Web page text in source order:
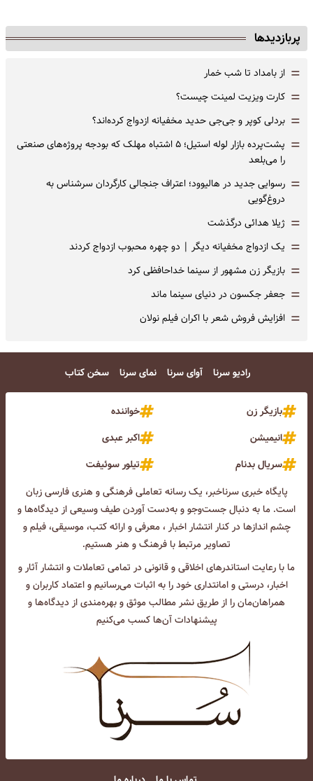
پربازدیدها
= از بامداد تا شب خمار
= کارت ویزیت لمینت چیست؟
= بردلی کوپر و جی‌جی حدید مخفیانه ازدواج کرده‌اند؟
=
پشت‌پرده بازار لوله استیل؛ ۵ اشتباه مهلک که بودجه پروژه‌های صنعتی
را می‌بلعد
= رسوایی جدید در هالیوود؛ اعتراف جنجالی کارگردان سرشناس به
دروغ‌گویی
= ژیلا هدائی درگذشت
= یک ازدواج مخفیانه دیگر | دو چهره محبوب ازدواج کردند
= بازیگر زن مشهور از سینما خداحافظی کرد
= جعفر جکسون در دنیای سینما ماند
= افزایش فروش شعر با اکران فیلم نولان
رادیو سرنا آوای سرنا نمای سرنا سخن کتاب
بازیگر زن
خواننده
انیمیشن
اکبر عبدی
سریال بدنام
تیلور سوئیفت
پایگاه خبری سرناخبر، یک رسانه تعاملی فرهنگی و هنری فارسی زبان
است. ما به دنبال جست‌و‌جو و به‌دست آوردن طیف وسیعی از دیدگاه‌ها و
چشم انداز‌ها در کنار انتشار اخبار ، معرفی و ارائه کتب، موسیقی، فیلم و
تصاویر مرتبط با فرهنگ و هنر هستیم.
ما با رعایت استاندرهای اخلاقی و قانونی در تمامی تعاملات و انتشار آثار و
اخبار، درستی و امانتداری خود را به اثبات می‌رسانیم و اعتماد کاربران و
همراهان‌مان را از طریق نشر مطالب موثق و بهره‌مندی از دیدگاه‌ها و
پیشنهادات آن‌ها کسب می‌کنیم